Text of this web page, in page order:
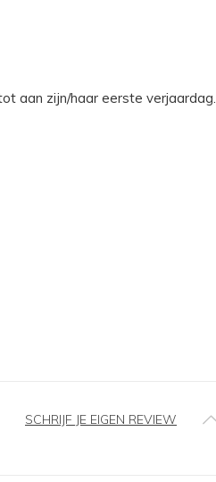
aan zijn/haar eerste verjaardag.
SCHRIJF JE EIGEN REVIEW